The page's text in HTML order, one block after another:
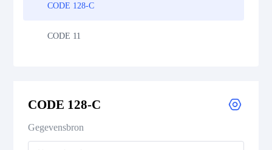
CODE 128-C
CODE 11
CODE 39 Mod 43
CODE 128-C
Gegevensbron